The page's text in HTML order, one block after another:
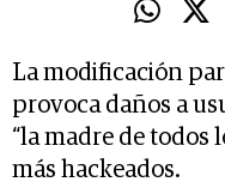
La modificación
provoca daños a
“la madre de todos
más hackeados.